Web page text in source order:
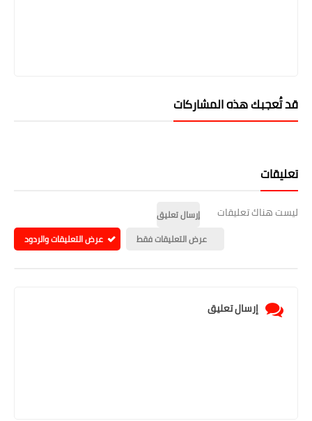
قد تُعجبك هذه المشاركات
تعليقات
ليست هناك تعليقات
إرسال تعليق
عرض التعليقات فقط
عرض التعليقات والردود
إرسال تعليق